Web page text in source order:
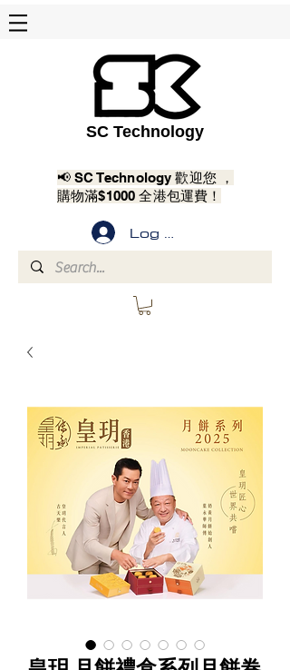
SC Technology
📢 SC Technology 歡迎您 ，
購物滿$1000 全港包運費！
Log In